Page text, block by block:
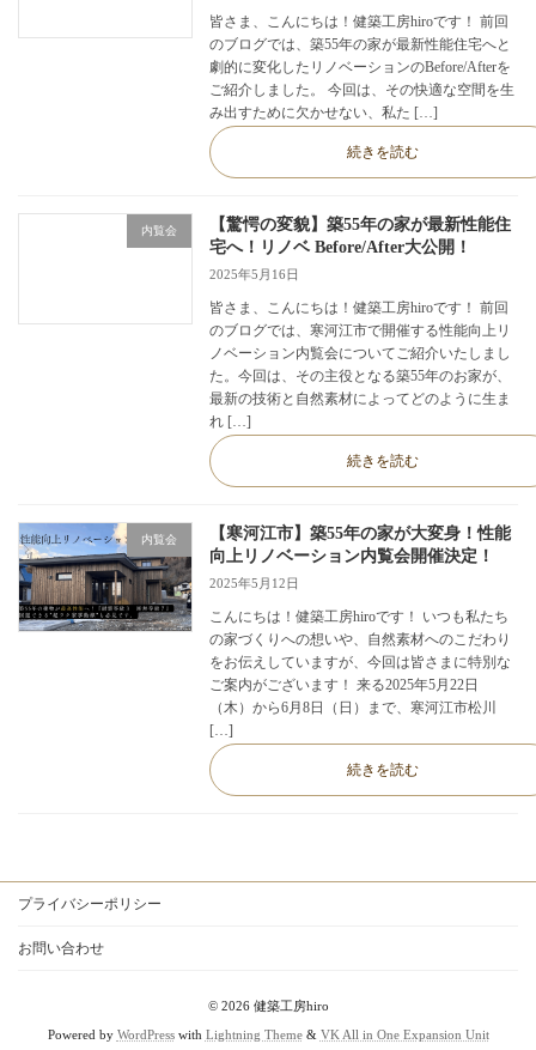
皆さま、こんにちは！健築工房hiroです！ 前回
のブログでは、築55年の家が最新性能住宅へと
劇的に変化したリノベーションのBefore/Afterを
ご紹介しました。 今回は、その快適な空間を生
み出すために欠かせない、私た […]
続きを読む
内覧会
【驚愕の変貌】築55年の家が最新性能住
宅へ！リノベ Before/After大公開！
2025年5月16日
皆さま、こんにちは！健築工房hiroです！ 前回
のブログでは、寒河江市で開催する性能向上リ
ノベーション内覧会についてご紹介いたしまし
た。今回は、その主役となる築55年のお家が、
最新の技術と自然素材によってどのように生ま
れ […]
続きを読む
内覧会
【寒河江市】築55年の家が大変身！性能
向上リノベーション内覧会開催決定！
2025年5月12日
こんにちは！健築工房hiroです！ いつも私たち
の家づくりへの想いや、自然素材へのこだわり
をお伝えしていますが、今回は皆さまに特別な
ご案内がございます！ 来る2025年5月22日
（木）から6月8日（日）まで、寒河江市松川
[…]
続きを読む
プライバシーポリシー
お問い合わせ
© 2026 健築工房hiro
Powered by WordPresswith Lightning Theme& VK All in One Expansion Unit